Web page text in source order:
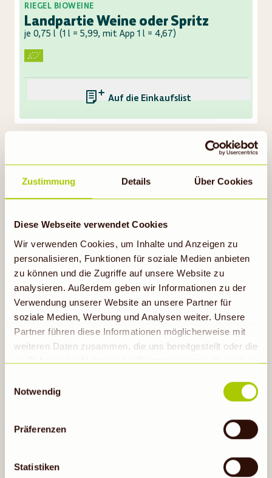
Zustimmung Details Über Cookies
Diese Webseite verwendet Cookies
Wir verwenden Cookies, um Inhalte und Anzeigen zu
personalisieren, Funktionen für soziale Medien anbieten
zu können und die Zugriffe auf unsere Website zu
analysieren. Außerdem geben wir Informationen zu der
Verwendung unserer Website an unsere Partner für
soziale Medien, Werbung und Analysen weiter. Unsere
Partner führen diese Informationen möglicherweise mit
weiteren Daten zusammen, die uns bereitgestellt oder die
im Rahmen der Nutzung der Dienste gesammelt wurden.
erhobenen Daten in den USA durch Google: Unsere
Informationen hierzu findest du unter Datenschutz. Indem
auf „Cookies zulassen“ geklickt bzw. statistische
1 S. 1 lit a DS-GVO eingewilligt, dass die Daten in den
Notwendig
Präferenzen
Statistiken
RIEGEL BIOWEINE
Landpartie Weine oder Spritz
je 0,75 l (1 l = 5,99, mit App 1 l = 4,67)
Auf die Einkaufsliste
3,69
2,99
NUR MIT APP
12.08.- 18.08.
HAEHNLEIN
Bruderhahn-Eier
Packung (mit App 1 Stück =0,50)